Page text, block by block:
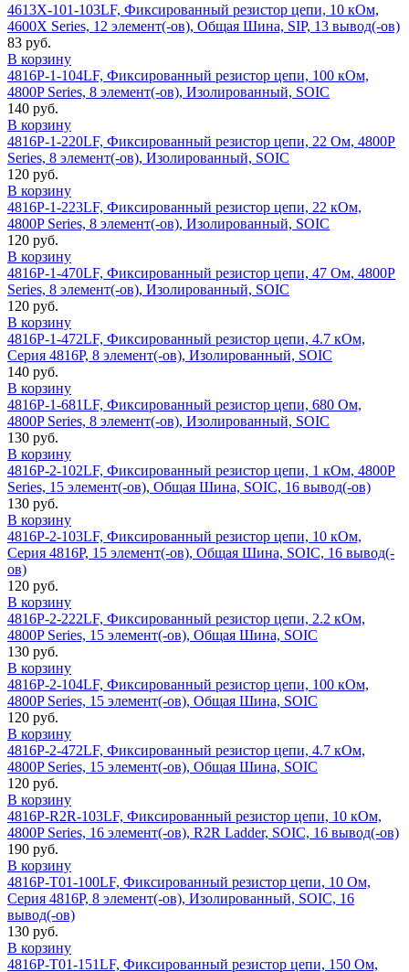
4613X-101-103LF, Фиксированный резистор цепи, 10 кОм,
4600X Series, 12 элемент(-ов), Общая Шина, SIP, 13 вывод(-ов)
83 руб.
В корзину
4816P-1-104LF, Фиксированный резистор цепи, 100 кОм,
4800P Series, 8 элемент(-ов), Изолированный, SOIC
140 руб.
В корзину
4816P-1-220LF, Фиксированный резистор цепи, 22 Ом, 4800P
Series, 8 элемент(-ов), Изолированный, SOIC
120 руб.
В корзину
4816P-1-223LF, Фиксированный резистор цепи, 22 кОм,
4800P Series, 8 элемент(-ов), Изолированный, SOIC
120 руб.
В корзину
4816P-1-470LF, Фиксированный резистор цепи, 47 Ом, 4800P
Series, 8 элемент(-ов), Изолированный, SOIC
120 руб.
В корзину
4816P-1-472LF, Фиксированный резистор цепи, 4.7 кОм,
Серия 4816P, 8 элемент(-ов), Изолированный, SOIC
140 руб.
В корзину
4816P-1-681LF, Фиксированный резистор цепи, 680 Ом,
4800P Series, 8 элемент(-ов), Изолированный, SOIC
130 руб.
В корзину
4816P-2-102LF, Фиксированный резистор цепи, 1 кОм, 4800P
Series, 15 элемент(-ов), Общая Шина, SOIC, 16 вывод(-ов)
130 руб.
В корзину
4816P-2-103LF, Фиксированный резистор цепи, 10 кОм,
Серия 4816P, 15 элемент(-ов), Общая Шина, SOIC, 16 вывод(-
ов)
120 руб.
В корзину
4816P-2-222LF, Фиксированный резистор цепи, 2.2 кОм,
4800P Series, 15 элемент(-ов), Общая Шина, SOIC
130 руб.
В корзину
4816P-2-104LF, Фиксированный резистор цепи, 100 кОм,
4800P Series, 15 элемент(-ов), Общая Шина, SOIC
120 руб.
В корзину
4816P-2-472LF, Фиксированный резистор цепи, 4.7 кОм,
4800P Series, 15 элемент(-ов), Общая Шина, SOIC
120 руб.
В корзину
4816P-R2R-103LF, Фиксированный резистор цепи, 10 кОм,
4800P Series, 16 элемент(-ов), R2R Ladder, SOIC, 16 вывод(-ов)
190 руб.
В корзину
4816P-T01-100LF, Фиксированный резистор цепи, 10 Ом,
Серия 4816P, 8 элемент(-ов), Изолированный, SOIC, 16
вывод(-ов)
130 руб.
В корзину
4816P-T01-151LF, Фиксированный резистор цепи, 150 Ом,